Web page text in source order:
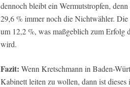
dennoch bleibt ein Wermutstropfen,
29,6 % immer noch die Nichtwähler.
um 12,2 %, was maßgeblich zum Erfolg
wird.
Fazit: Wenn Kretschmann in Baden-
Kabinett leiten zu wollen, dann ist